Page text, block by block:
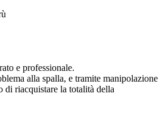
e professionale.
alla spalla, e tramite manipolazione
di riacquistare la totalità della